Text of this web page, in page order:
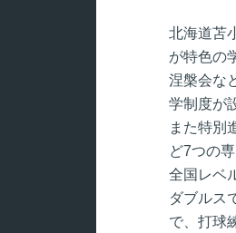
北海道苫
が特色の
涅槃会な
学制度が
また特別
ど7つの
全国レベ
ダブルス
で、打球